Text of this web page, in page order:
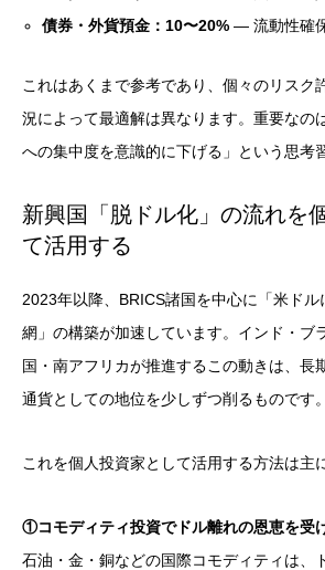
債券・外貨預金：10〜20% — 流動性確
これはあくまで参考であり、個々のリスク
況によって最適解は異なります。重要なの
への集中度を意識的に下げる」という思考
新興国「脱ドル化」の流れを
て活用する
2023年以降、BRICS諸国を中心に「米ド
網」の構築が加速しています。インド・ブ
国・南アフリカが推進するこの動きは、長
通貨としての地位を少しずつ削るものです。
これを個人投資家として活用する方法は主
①コモディティ投資でドル離れの恩恵を受
石油・金・銅などの国際コモディティは、